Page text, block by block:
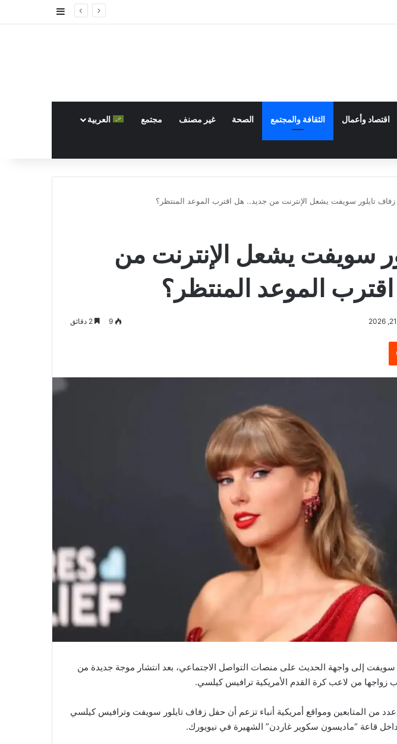
ناسا والعلماء إضافة عمود
اقتصاد وأعمال الثقافة والمجتمع الصحة غير مصنف مجتمع العربية
زفاف تايلور سويفت يشعل الإنترنت من جديد.. هل اقترب الموعد المنتظر؟
سويفت يشعل الإنترنت من
الموعد المنتظر؟
9
سويفت إلى واجهة الحديث على منصات التواصل الاجتماعي، بعد انتشار موجة جديدة من
زواجها من لاعب كرة القدم الأمريكية ترافيس كيلسي.
عدد من المتابعين ومواقع أمريكية أنباء تزعم أن حفل زفاف تايلور سويفت وترافيس كيلسي